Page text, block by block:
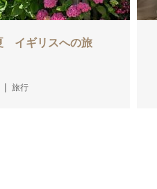
イギリスへの旅
旅行